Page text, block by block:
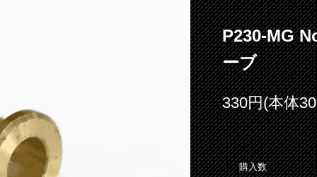
P230-MG
ーブ
330円(本体
購入数